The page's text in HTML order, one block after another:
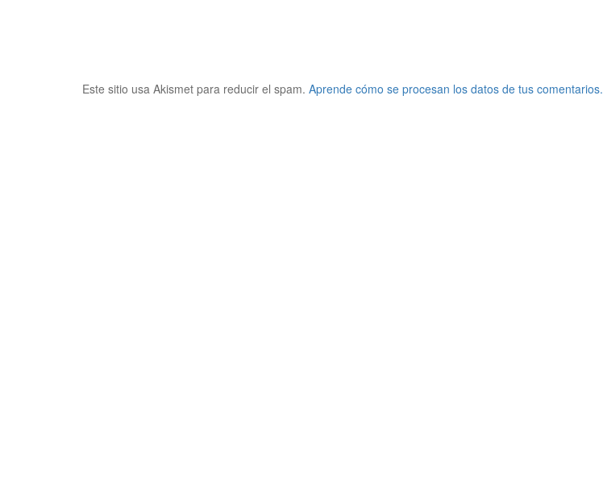
Este sitio usa Akismet para reducir el spam. Aprende cómo se procesan los datos de tus comentarios.